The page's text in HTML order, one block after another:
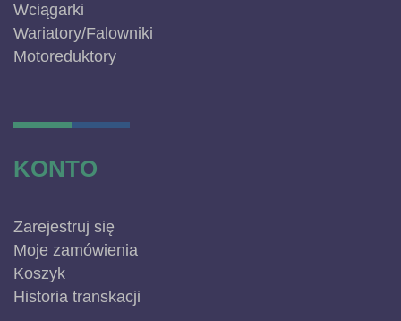
Wciągarki
Wariatory/Falowniki
Motoreduktory
KONTO
Zarejestruj się
Moje zamówienia
Koszyk
Historia transkacji